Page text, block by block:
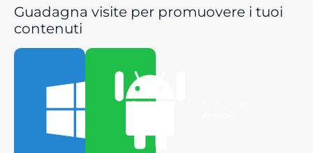
Guadagna visite per promuovere i tuoi
contenuti
Scarica per